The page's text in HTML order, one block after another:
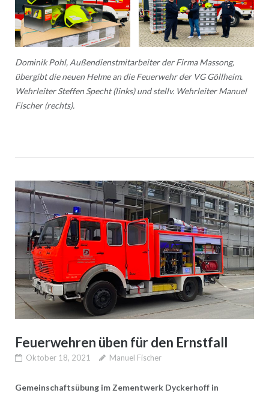
Dominik Pohl, Außendienstmitarbeiter der Firma Massong,
übergibt die neuen Helme an die Feuerwehr der VG Göllheim.
Wehrleiter Steffen Specht (links) und stellv. Wehrleiter Manuel
Fischer (rechts).
Feuerwehren üben für den Ernstfall
Oktober 18, 2021 Manuel Fischer
Gemeinschaftsübung im Zementwerk Dyckerhoff in